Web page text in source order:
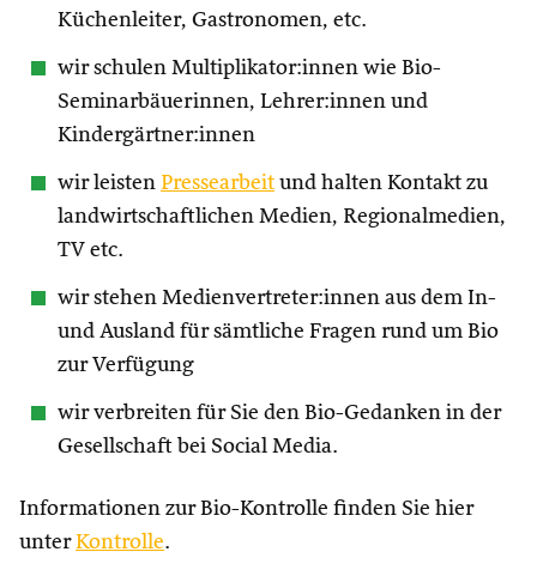
Küchenleiter, Gastronomen, etc.
wir schulen Multiplikator:innen wie Bio-
Seminarbäuerinnen, Lehrer:innen und
Kindergärtner:innen
wir leisten Pressearbeit und halten Kontakt zu
landwirtschaftlichen Medien, Regionalmedien,
TV etc.
wir stehen Medienvertreter:innen aus dem In-
und Ausland für sämtliche Fragen rund um Bio
zur Verfügung
wir verbreiten für Sie den Bio-Gedanken in der
Gesellschaft bei Social Media.
Informationen zur Bio-Kontrolle finden Sie hier
unterKontrolle.